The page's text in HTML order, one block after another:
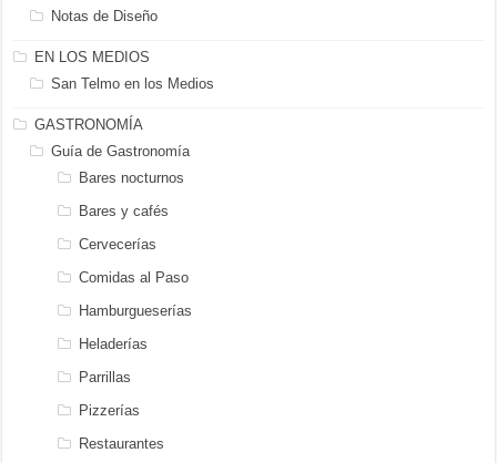
Notas de Diseño
EN LOS MEDIOS
San Telmo en los Medios
GASTRONOMÍA
Guía de Gastronomía
Bares nocturnos
Bares y cafés
Cervecerías
Comidas al Paso
Hamburgueserías
Heladerías
Parrillas
Pizzerías
Restaurantes